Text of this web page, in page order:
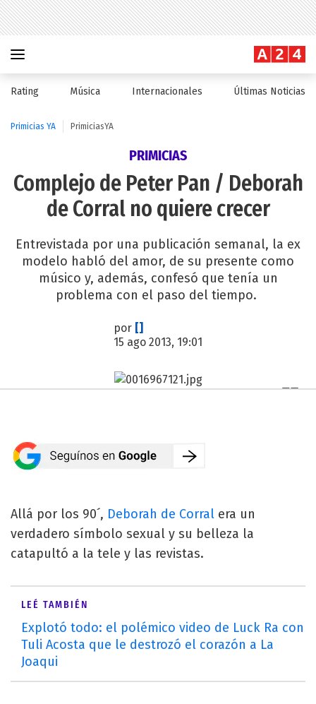
Rating Música Internacionales Últimas Noticias
Primicias YA PrimiciasYA
PRIMICIAS
Complejo de Peter Pan / Deborah
de Corral no quiere crecer
Entrevistada por una publicación semanal, la ex
modelo habló del amor, de su presente como
músico y, además, confesó que tenía un
problema con el paso del tiempo.
por []
15 ago 2013, 19:01
Allá por los 90´, Deborah de Corral era un
verdadero símbolo sexual y su belleza la
catapultó a la tele y las revistas.
LEÉ TAMBIÉN
Explotó todo: el polémico video de Luck Ra con
Tuli Acosta que le destrozó el corazón a La
Joaqui